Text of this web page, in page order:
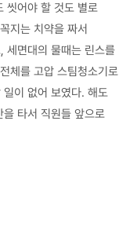
씻어야 할 것도 별로
지는 치약을 짜서
세면대의 물때는 린스를
체를 고압 스팀청소기로
이 없어 보였다. 해도
타서 직원들 앞으로